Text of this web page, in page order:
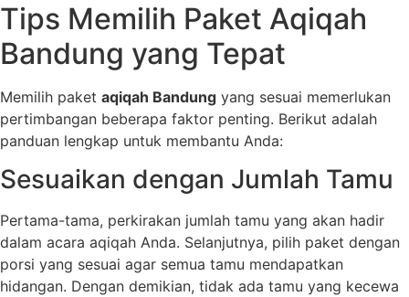
Tips Memilih Paket Aqiqah
Bandung yang Tepat
Memilih paket aqiqah Bandung yang sesuai memerlukan
pertimbangan beberapa faktor penting. Berikut adalah
panduan lengkap untuk membantu Anda:
Sesuaikan dengan Jumlah Tamu
Pertama-tama, perkirakan jumlah tamu yang akan hadir
dalam acara aqiqah Anda. Selanjutnya, pilih paket dengan
porsi yang sesuai agar semua tamu mendapatkan
hidangan. Dengan demikian, tidak ada tamu yang kecewa